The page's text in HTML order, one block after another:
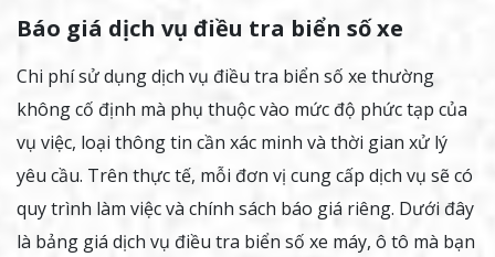
Báo giá dịch vụ điều tra biển số xe
Chi phí sử dụng dịch vụ điều tra biển số xe thường
không cố định mà phụ thuộc vào mức độ phức tạp của
vụ việc, loại thông tin cần xác minh và thời gian xử lý
yêu cầu. Trên thực tế, mỗi đơn vị cung cấp dịch vụ sẽ có
quy trình làm việc và chính sách báo giá riêng. Dưới đây
là bảng giá dịch vụ điều tra biển số xe máy, ô tô mà bạn